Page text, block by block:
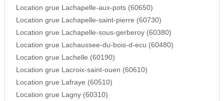
Location grue Lachapelle-aux-pots (60650)
Location grue Lachapelle-saint-pierre (60730)
Location grue Lachapelle-sous-gerberoy (60380)
Location grue Lachaussee-du-bois-d-ecu (60480)
Location grue Lachelle (60190)
Location grue Lacroix-saint-ouen (60610)
Location grue Lafraye (60510)
Location grue Lagny (60310)